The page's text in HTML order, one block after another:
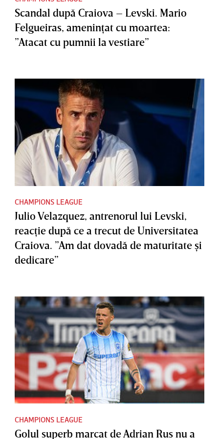
Scandal după Craiova – Levski. Mario
Felgueiras, ameninţat cu moartea:
”Atacat cu pumnii la vestiare”
CHAMPIONS LEAGUE
Julio Velazquez, antrenorul lui Levski,
reacţie după ce a trecut de Universitatea
Craiova. ”Am dat dovadă de maturitate şi
dedicare”
CHAMPIONS LEAGUE
Golul superb marcat de Adrian Rus nu a